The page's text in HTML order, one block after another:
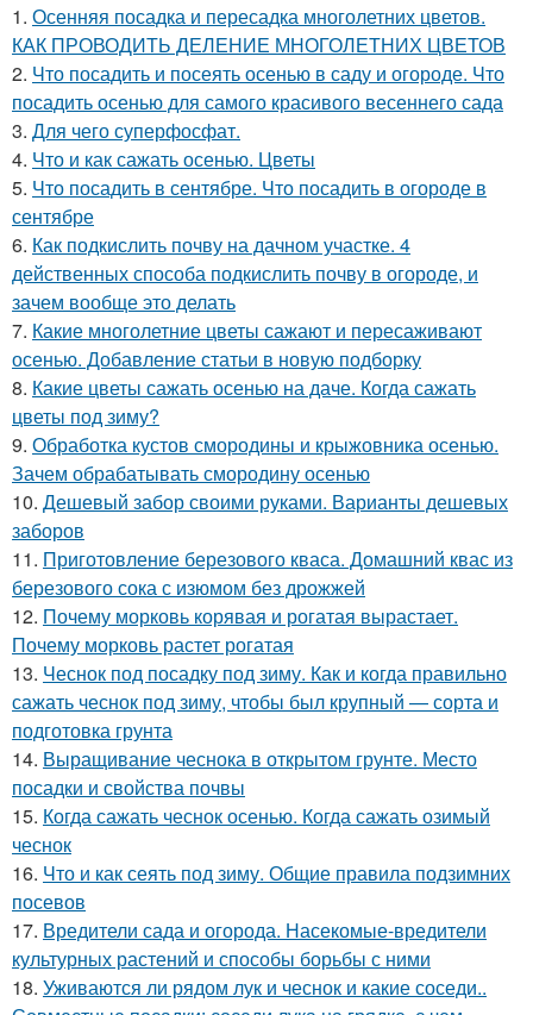
1. Осенняя посадка и пересадка многолетних цветов.
КАК ПРОВОДИТЬ ДЕЛЕНИЕ МНОГОЛЕТНИХ ЦВЕТОВ
2. Что посадить и посеять осенью в саду и огороде. Что
посадить осенью для самого красивого весеннего сада
3. Для чего суперфосфат.
4. Что и как сажать осенью. Цветы
5. Что посадить в сентябре. Что посадить в огороде в
сентябре
6. Как подкислить почву на дачном участке. 4
действенных способа подкислить почву в огороде, и
зачем вообще это делать
7. Какие многолетние цветы сажают и пересаживают
осенью. Добавление статьи в новую подборку
8. Какие цветы сажать осенью на даче. Когда сажать
цветы под зиму?
9. Обработка кустов смородины и крыжовника осенью.
Зачем обрабатывать смородину осенью
10. Дешевый забор своими руками. Варианты дешевых
заборов
11. Приготовление березового кваса. Домашний квас из
березового сока с изюмом без дрожжей
12. Почему морковь корявая и рогатая вырастает.
Почему морковь растет рогатая
13. Чеснок под посадку под зиму. Как и когда правильно
сажать чеснок под зиму, чтобы был крупный — сорта и
подготовка грунта
14. Выращивание чеснока в открытом грунте. Место
посадки и свойства почвы
15. Когда сажать чеснок осенью. Когда сажать озимый
чеснок
16. Что и как сеять под зиму. Общие правила подзимних
посевов
17. Вредители сада и огорода. Насекомые-вредители
культурных растений и способы борьбы с ними
18. Уживаются ли рядом лук и чеснок и какие соседи..